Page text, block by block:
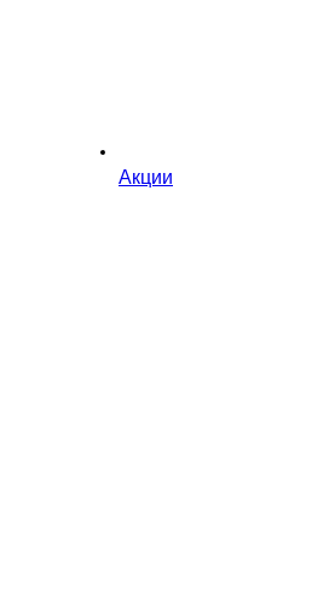
Акции